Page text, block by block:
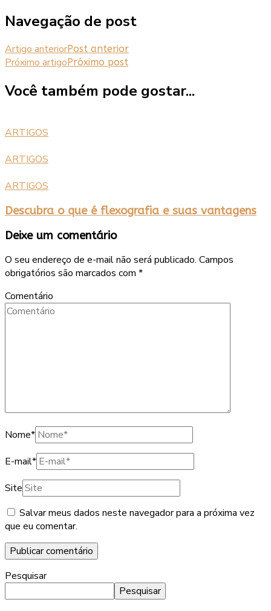
Navegação de post
Artigo anteriorPost anterior
Próximo artigoPróximo post
Você também pode gostar...
ARTIGOS
ARTIGOS
ARTIGOS
Descubra o que é flexografia e suas vantagens
Deixe um comentário
O seu endereço de e-mail não será publicado. Campos
obrigatórios são marcados com *
Comentário
Nome*
E-mail*
Site
Salvar meus dados neste navegador para a próxima vez
que eu comentar.
Pesquisar
Pesquisar